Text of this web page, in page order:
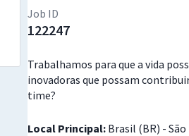
Job ID
122247
Trabalhamos para que a vida
inovadoras que possam
time?
Local Principal: Brasil (BR) -